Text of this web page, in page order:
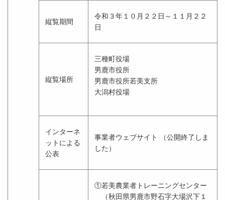
縦覧期間
令和３年１０月２２日～１１月２２
日
縦覧場所
三種町役場
男鹿市役所
男鹿市役所若美支所
大潟村役場
インターネ
ットによる
公表
事業者ウェブサイト （公開終了しま
した）
①若美農業者トレーニングセンター
（秋田県男鹿市野石字大場沢下１